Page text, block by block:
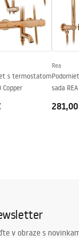
Na detskom
1900
Ľavá alebo
24 mesiacov
s termostatom
Copper
Rea
sada
v obraze s